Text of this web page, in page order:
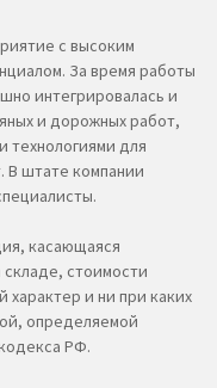
с высоким
За время работы
интегрировалась и
и дорожных работ,
технологиями для
В штате компании
касающаяся
складе, стоимости
характер и ни при каких
определяемой
РФ.